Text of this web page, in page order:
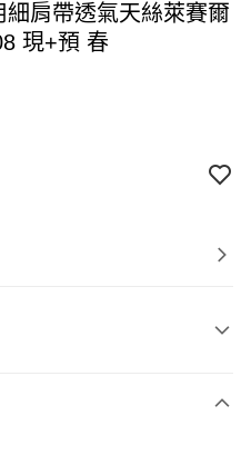
肩帶透氣天絲萊賽爾
現+預 春